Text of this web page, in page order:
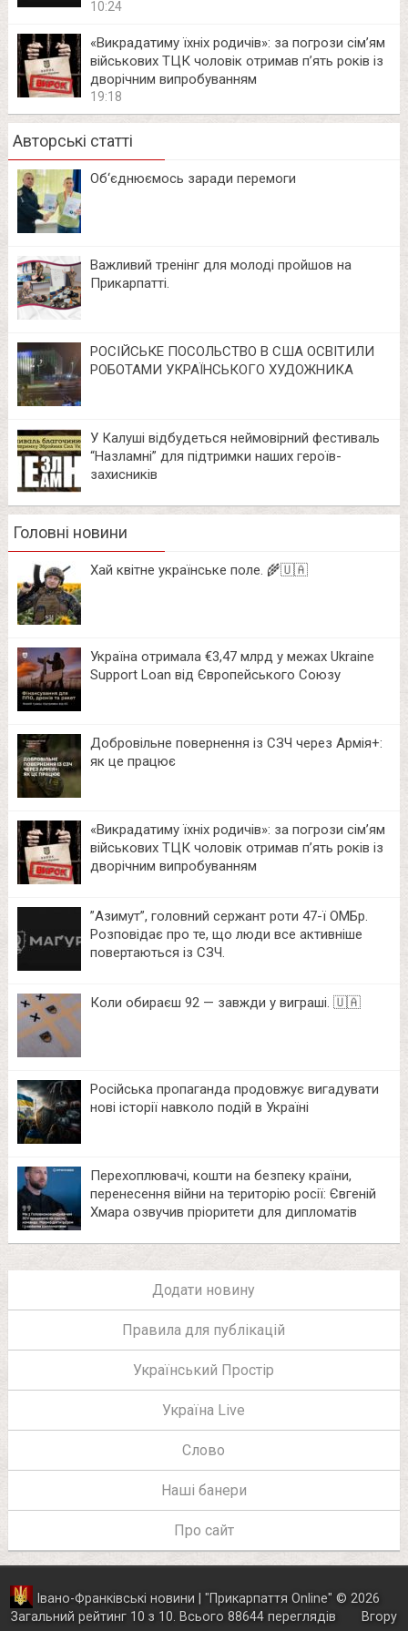
10:24
«Викрадатиму їхніх родичів»: за погрози сім’ям
військових ТЦК чоловік отримав п’ять років із
дворічним випробуванням
19:18
Авторські статті
Об‘єднюємось заради перемоги
Важливий тренінг для молоді пройшов на
Прикарпатті.
РОСІЙСЬКЕ ПОСОЛЬСТВО В США ОСВІТИЛИ
РОБОТАМИ УКРАЇНСЬКОГО ХУДОЖНИКА
У Калуші відбудеться неймовірний фестиваль
“Назламні” для підтримки наших героїв-
захисників
Головні новини
Хай квітне українське поле. 🌾🇺🇦
Україна отримала €3,47 млрд у межах Ukraine
Support Loan від Європейського Союзу
Добровільне повернення із СЗЧ через Армія+:
як це працює
«Викрадатиму їхніх родичів»: за погрози сім’ям
військових ТЦК чоловік отримав п’ять років із
дворічним випробуванням
⁨”Азимут”, головний сержант роти 47-ї ОМБр.
Розповідає про те, що люди все активніше
повертаються із СЗЧ.
Коли обираєш 92 — завжди у виграші. 🇺🇦
Російська пропаганда продовжує вигадувати
нові історії навколо подій в Україні
Перехоплювачі, кошти на безпеку країни,
перенесення війни на територію росії: Євгеній
Хмара озвучив пріоритети для дипломатів
Додати новину
Правила для публікацій
Український Простір
Україна Live
Слово
Наші банери
Про сайт
Івано-Франківські новини | "Прикарпаття Online" © 2026
Загальний рейтинг 10 з 10. Всього 88644переглядів
Вгору